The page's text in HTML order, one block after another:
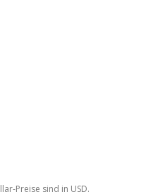
Preise sind in USD.